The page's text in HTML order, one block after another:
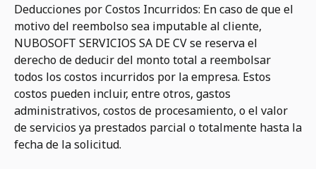
Deducciones por Costos Incurridos: En caso de que el
motivo del reembolso sea imputable al cliente,
NUBOSOFT SERVICIOS SA DE CV se reserva el
derecho de deducir del monto total a reembolsar
todos los costos incurridos por la empresa. Estos
costos pueden incluir, entre otros, gastos
administrativos, costos de procesamiento, o el valor
de servicios ya prestados parcial o totalmente hasta la
fecha de la solicitud.